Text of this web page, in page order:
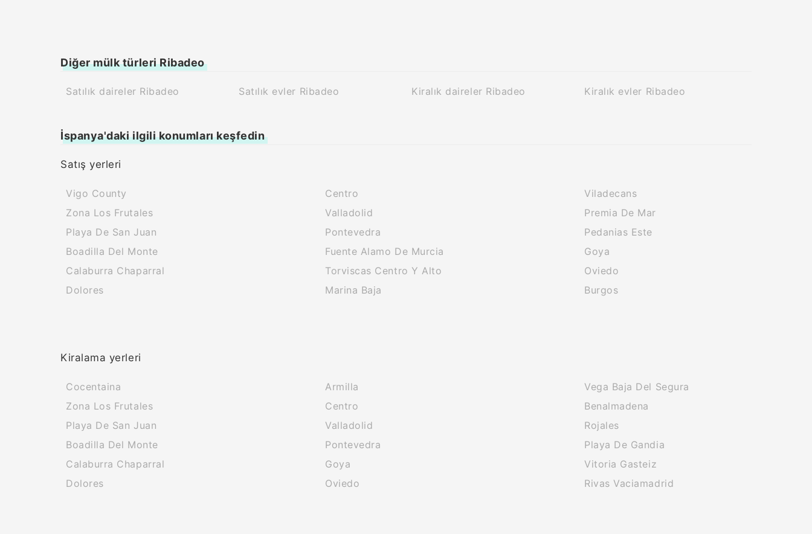
Diğer mülk türleri Ribadeo
Satılık daireler Ribadeo Satılık evler Ribadeo Kiralık daireler Ribadeo Kiralık evler Ribadeo
İspanya'daki ilgili konumları keşfedin
Satış yerleri
Vigo County
Zona Los Frutales
Playa De San Juan
Boadilla Del Monte
Calaburra Chaparral
Dolores
Centro
Valladolid
Pontevedra
Fuente Alamo De Murcia
Torviscas Centro Y Alto
Marina Baja
Viladecans
Premia De Mar
Pedanias Este
Goya
Oviedo
Burgos
Kiralama yerleri
Cocentaina
Zona Los Frutales
Playa De San Juan
Boadilla Del Monte
Calaburra Chaparral
Dolores
Armilla
Centro
Valladolid
Pontevedra
Goya
Oviedo
Vega Baja Del Segura
Benalmadena
Rojales
Playa De Gandia
Vitoria Gasteiz
Rivas Vaciamadrid